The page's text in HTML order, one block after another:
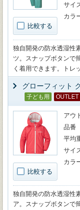
比較する
サイ
カラ
独自開発の防水透湿性
ツ。スナップボタンで
く着用できます。トレ
グローフィット
子ども用 OUTLET
比較する
アウ
品番
平均
サイ
カラ
独自開発の防水透湿性
ア。スナップボタンで